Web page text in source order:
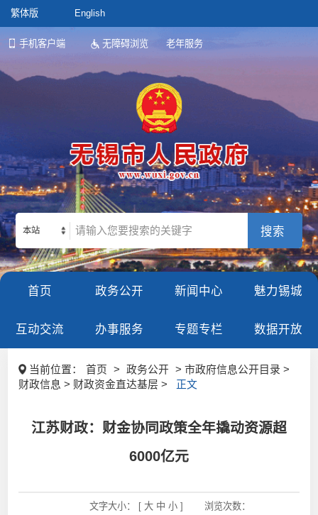
繁体版 English
手机客户端 无障碍浏览 老年服务
本站
首页 政务公开 新闻中心 魅力锡城
互动交流 办事服务 专题专栏 数据开放
当前位置： 首页 > 政务公开
> 市政府信息公开目录 >
财政信息 > 财政资金直达基层 >
正文
江苏财政：财金协同政策全年撬动资源超
6000亿元
文字大小： [ 大 中 小] 浏览次数：